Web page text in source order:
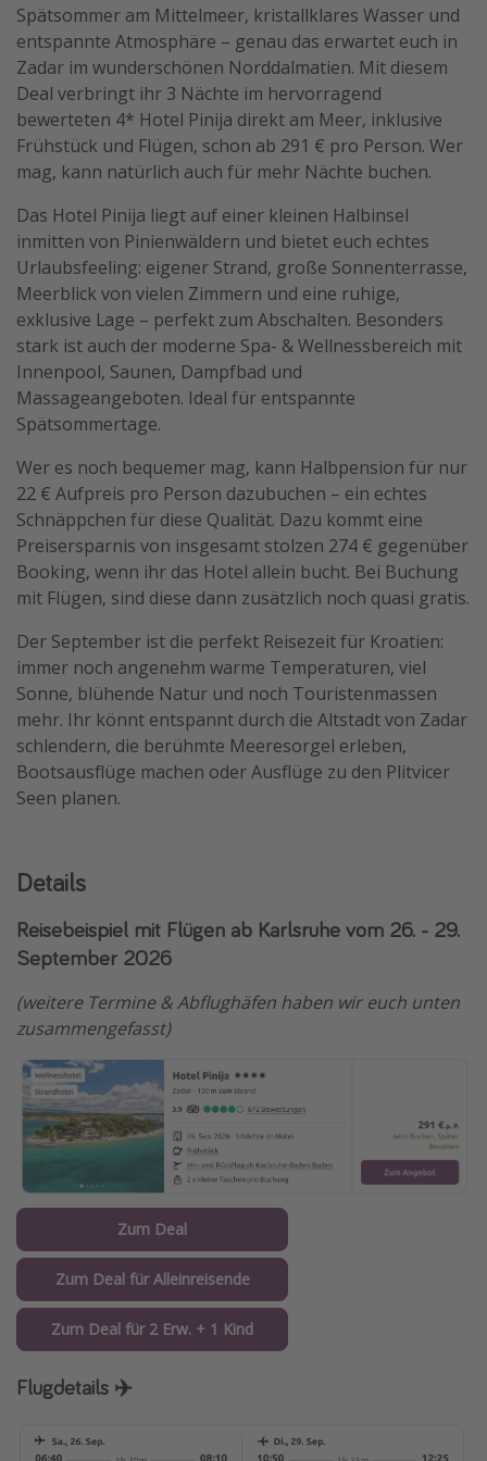
Travel Know How
Silvesterreisen
Last Minute Urlaub Mallorca
Last Minute Urlaub Deutschland
Spätsommer am Mittelmeer, kristallklares Wasser und
entspannte Atmosphäre – genau das erwartet euch in
Zadar im wunderschönen Norddalmatien. Mit diesem
Deal verbringt ihr 3 Nächte im hervorragend
bewerteten 4* Hotel Pinija direkt am Meer, inklusive
Frühstück und Flügen, schon ab 291 € pro Person. Wer
mag, kann natürlich auch für mehr Nächte buchen.
Das Hotel Pinija liegt auf einer kleinen Halbinsel
inmitten von Pinienwäldern und bietet euch echtes
Urlaubsfeeling: eigener Strand, große Sonnenterrasse,
Meerblick von vielen Zimmern und eine ruhige,
exklusive Lage – perfekt zum Abschalten. Besonders
stark ist auch der moderne Spa- & Wellnessbereich mit
Innenpool, Saunen, Dampfbad und
Massageangeboten. Ideal für entspannte
Spätsommertage.
Wer es noch bequemer mag, kann Halbpension für nur
22 € Aufpreis pro Person dazubuchen – ein echtes
Schnäppchen für diese Qualität. Dazu kommt eine
Preisersparnis von insgesamt stolzen 274 € gegenüber
Booking, wenn ihr das Hotel allein bucht. Bei Buchung
mit Flügen, sind diese dann zusätzlich noch quasi gratis.
Der September ist die perfekt Reisezeit für Kroatien:
immer noch angenehm warme Temperaturen, viel
Sonne, blühende Natur und noch Touristenmassen
mehr. Ihr könnt entspannt durch die Altstadt von Zadar
schlendern, die berühmte Meeresorgel erleben,
Bootsausflüge machen oder Ausflüge zu den Plitvicer
Seen planen.
Details
Reisebeispiel mit Flügen ab Karlsruhe vom 26. - 29.
September 2026
(weitere Termine & Abflughäfen haben wir euch unten
zusammengefasst)
Zum Deal
Zum Deal für Alleinreisende
Zum Deal für 2 Erw. + 1 Kind
Flugdetails ✈️